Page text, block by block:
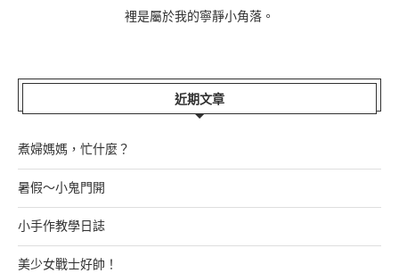
裡是屬於我的寧靜小角落。
近期文章
煮婦媽媽，忙什麼？
暑假～小鬼門開
小手作教學日誌
美少女戰士好帥！